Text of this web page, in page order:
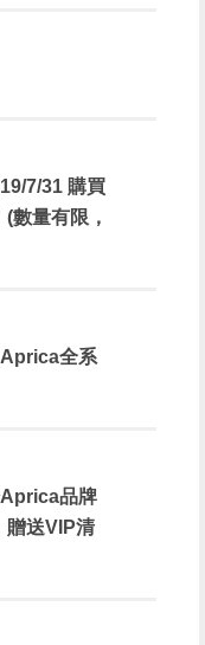
7/31 購買
數量有限，
Aprica全系
Aprica品牌
贈送VIP清